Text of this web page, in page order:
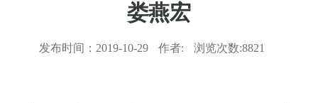
娄燕宏
发布时间： 2019-10-29 作者: 浏览次数:8821